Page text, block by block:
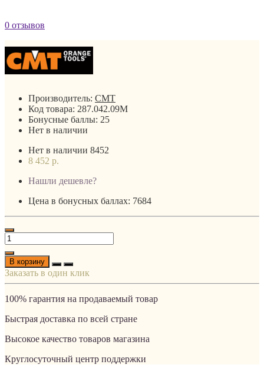
0 отзывов
Производитель: CMT
Код товара: 287.042.09M
Бонусные баллы: 25
Нет в наличии
Нет в наличии 8452
8 452 р.
Нашли дешевле?
Цена в бонусных баллах: 7684
В корзину
Заказать в один клик
100% гарантия на продаваемый товар
Быстрая доставка по всей стране
Высокое качество товаров магазина
Круглосуточный центр поддержки